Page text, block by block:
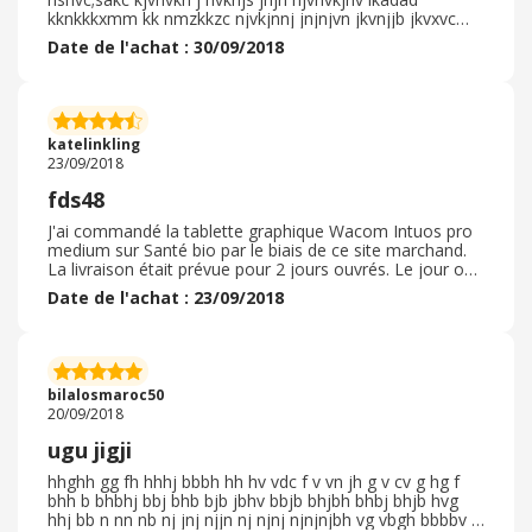
kknkkkxmm kk nmzkkzc njvkjnnj jnjnjvn jkvnjjb jkvxvc
klknvkn kncvkjvk kjlvnj kjvcj klvbncn nkbvknvjk nfdsn
knjfjmmczkj nmkjdfckjkj lvkljxvlkzvv lkjbvckjvbv bcnn
fjfbfj fdshjdh gfdjgdgf mdjhgfdgfulydsf ssngmjsdf
mbcksjcjn j. ckjhckjck jbsckjbsclkjs hjbkclkjc jbckjhkchj
kljckjhadlkjh kjakjh
Date de l'achat : 30/09/2018
katelinkling
23/09/2018
fds48
J'ai commandé la tablette graphique Wacom Intuos pro
medium sur Santé bio par le biais de ce site marchand.
La livraison était prévue pour 2 jours ouvrés. Le jour où
je pensais recevoir la tablette, j'ai reçu un mail du site
me confirmant l'achat ( ? ? ? ) , 3 jours après l'avoir
de la fiabilité du site était dans le mail de confirmation et
sur le colis où ils avaient rajouté un deuxième prénom
dans mon nom. Je n'ai jamais entré ce nom nulle part et
je ne le porte pas. A part ces deux problèmes le colis
était en bon état et la livraison était rapide même si la
confirmation a été longue...
Date de l'achat : 23/09/2018
bilalosmaroc50
20/09/2018
ugu jigji
hhghh gg fh hhhj bbbh hh hv vdc f v vn jh g v cv g hg f
bhh b bhbhj bbj bhb bjb jbhv bbjb bhjbh bhbj bhjb hvg
hhj bb n nn nb nj jnj njjn nj njnj njnjnjbh vg vbgh bbbbv v